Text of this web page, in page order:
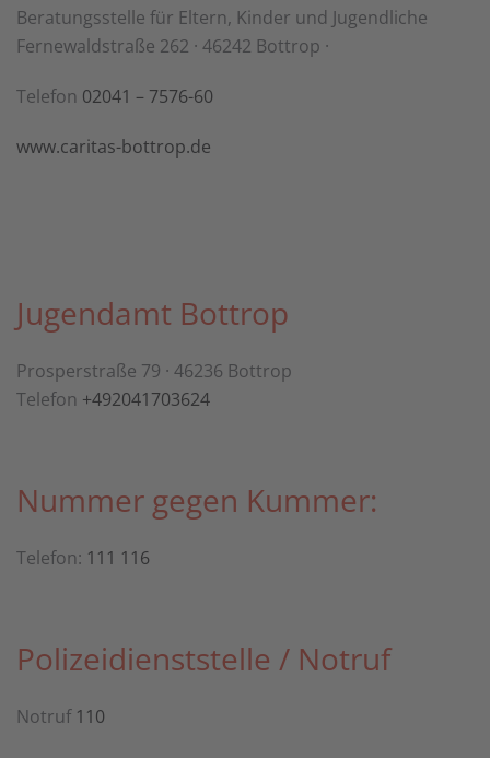
Beratungsstelle für Eltern, Kinder und Jugendliche
Fernewaldstraße 262 · 46242 Bottrop ·
Telefon 02041 – 7576-60
www.caritas-bottrop.de
Jugendamt Bottrop
Prosperstraße 79 · 46236 Bottrop
Telefon +492041703624
Nummer gegen Kummer:
Telefon: 111 116
Polizeidienststelle / Notruf
Notruf 110